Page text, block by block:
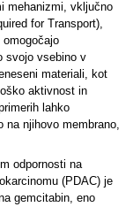
mehanizmi, vključno
for Transport),
svojo vsebino v
materiali, kot
aktivnost in
lahko
njihovo membrano,
odpornosti na
(PDAC) je
gemcitabin, eno